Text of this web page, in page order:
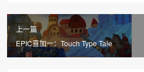
上一篇
EPIC喜加一：Touch Type Tale